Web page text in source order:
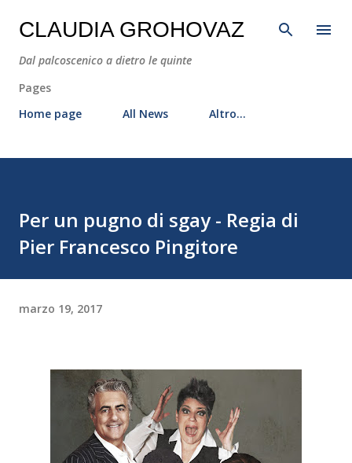
Passa ai contenuti principali
CLAUDIA GROHOVAZ
Dal palcoscenico a dietro le quinte
Pages
Home page
All News Altro…
Per un pugno di sgay - Regia di
Pier Francesco Pingitore
marzo 19, 2017